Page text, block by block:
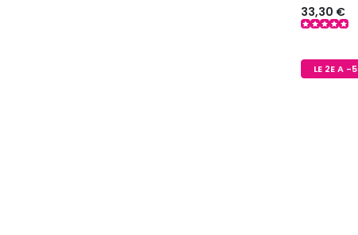
33,30 €
LE 2E A -